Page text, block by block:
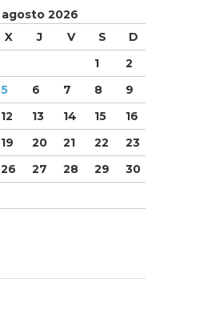
agosto 2026
X J V S
D
1
2
5 6 7 8
9
12 13 14 15
16
19 20 21 22
23
26 27 28 29
30